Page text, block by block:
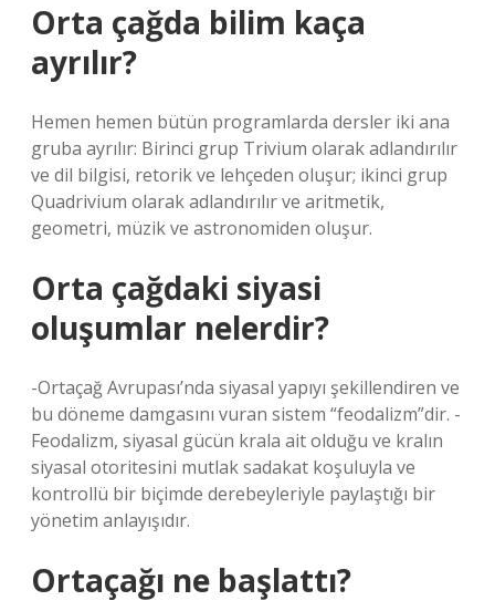
Orta çağda bilim kaça
ayrılır?
Hemen hemen bütün programlarda dersler iki ana
gruba ayrılır: Birinci grup Trivium olarak adlandırılır
ve dil bilgisi, retorik ve lehçeden oluşur; ikinci grup
Quadrivium olarak adlandırılır ve aritmetik,
geometri, müzik ve astronomiden oluşur.
Orta çağdaki siyasi
oluşumlar nelerdir?
-Ortaçağ Avrupası’nda siyasal yapıyı şekillendiren ve
bu döneme damgasını vuran sistem “feodalizm”dir. -
Feodalizm, siyasal gücün krala ait olduğu ve kralın
siyasal otoritesini mutlak sadakat koşuluyla ve
kontrollü bir biçimde derebeyleriyle paylaştığı bir
yönetim anlayışıdır.
Ortaçağı ne başlattı?